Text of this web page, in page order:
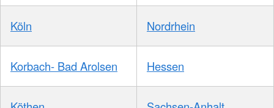
Köln Nordrhein
Korbach- Bad Arolsen Hessen